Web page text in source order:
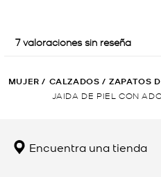
MUJER / CALZADOS / ZAPATOS
JAIDA DE PIEL CON
Encuentra una tienda